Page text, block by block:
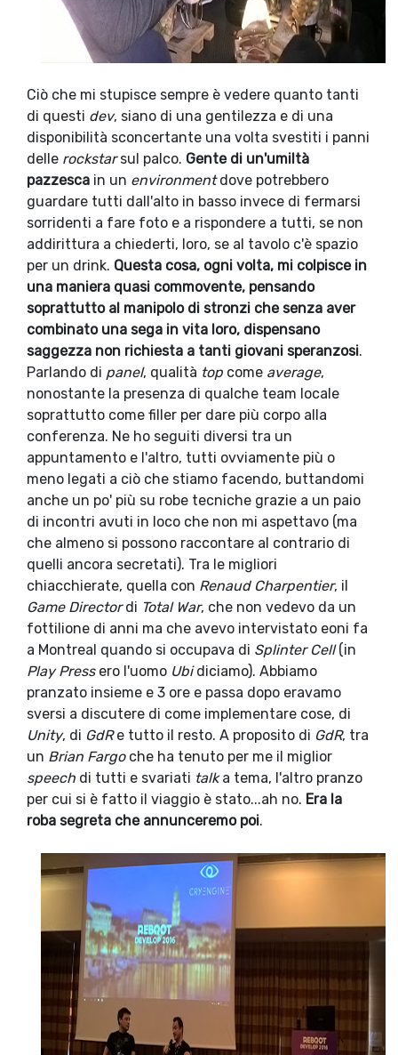
Ciò che mi stupisce sempre è vedere quanto tanti
di questi dev, siano di una gentilezza e di una
disponibilità sconcertante una volta svestiti i panni
delle rockstarsul palco. Gente di un'umiltà
pazzesca in un environmentdove potrebbero
guardare tutti dall'alto in basso invece di fermarsi
sorridenti a fare foto e a rispondere a tutti, se non
addirittura a chiederti, loro, se al tavolo c'è spazio
per un drink. Questa cosa, ogni volta, mi colpisce in
una maniera quasi commovente, pensando
soprattutto al manipolo di stronzi che senza aver
combinato una sega in vita loro, dispensano
saggezza non richiesta a tanti giovani speranzosi.
Parlando di panel, qualità top come average,
nonostante la presenza di qualche team locale
soprattutto come filler per dare più corpo alla
conferenza. Ne ho seguiti diversi tra un
appuntamento e l'altro, tutti ovviamente più o
meno legati a ciò che stiamo facendo, buttandomi
anche un po' più su robe tecniche grazie a un paio
di incontri avuti in loco che non mi aspettavo (ma
che almeno si possono raccontare al contrario di
quelli ancora secretati). Tra le migliori
chiacchierate, quella con Renaud Charpentier, il
Game Directordi Total War, che non vedevo da un
fottilione di anni ma che avevo intervistato eoni fa
a Montreal quando si occupava di Splinter Cell(in
Play Press ero l'uomo Ubidiciamo). Abbiamo
pranzato insieme e 3 ore e passa dopo eravamo
sversi a discutere di come implementare cose, di
Unity, di GdRe tutto il resto. A proposito di GdR, tra
un Brian Fargoche ha tenuto per me il miglior
speech di tutti e svariati talka tema, l'altro pranzo
per cui si è fatto il viaggio è stato...ah no. Era la
roba segreta che annunceremo poi.